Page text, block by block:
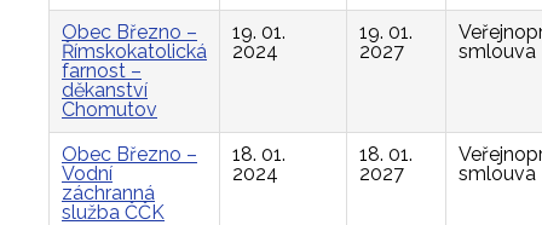
Obec Březno –
Římskokatolická
farnost –
děkanství
Chomutov
19. 01.
2024
19. 01.
2027
smlouva
Obec Březno –
Vodní
záchranná
služba ČČK
18. 01.
2024
18. 01.
2027
smlouva